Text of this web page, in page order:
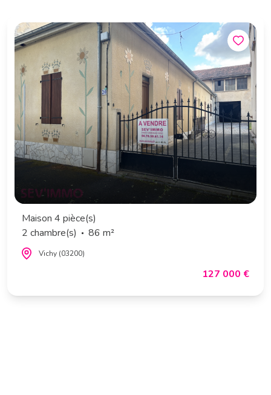
Maison 4 pièce(s)
2 chambre(s)
86 m²
Vichy (03200)
127 000 €